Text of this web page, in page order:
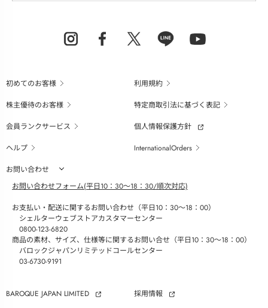
初めてのお客様
利用規約
株主優待のお客様
特定商取引法に基づく表記
会員ランクサービス
個人情報保護方針
ヘルプ
InternationalOrders
お問い合わせ
お問い合わせフォーム(平日10：30～18：30/順次対応)
お支払い・配送に関するお問い合わせ（平日10：30～18：00）
シェルターウェブストアカスタマーセンター
0800-123-6820
商品の素材、サイズ、仕様等に関するお問い合せ（平日10：30～18：00）
バロックジャパンリミテッドコールセンター
03-6730-9191
BAROQUE JAPAN LIMITED 採用情報